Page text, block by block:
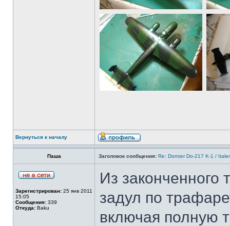
Вернуться к началу
Паша Заголовок сообщения: Re: Dornier Do-217 K-1 /
Зарегистрирован: 25 янв 2011
15:05
Сообщения: 339
Откуда: Baku
Из законченного
задул по
включая полную